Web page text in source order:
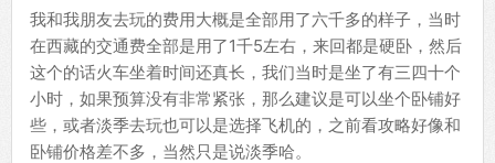
我和我朋友去玩的费用大概是全部用了六千多的样子，当时
在西藏的交通费全部是用了1千5左右，来回都是硬卧，然后
这个的话火车坐着时间还真长，我们当时是坐了有三四十个
小时，如果预算没有非常紧张，那么建议是可以坐个卧铺好
些，或者淡季去玩也可以是选择飞机的，之前看攻略好像和
卧铺价格差不多，当然只是说淡季哈。